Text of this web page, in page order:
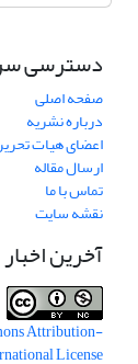
دسترسی
صفحه اصلی
درباره نشریه
اعضای هیات
ارسال مقاله
تماس با ما
نقشه سایت
آخرین اخبار
Attribution-
License